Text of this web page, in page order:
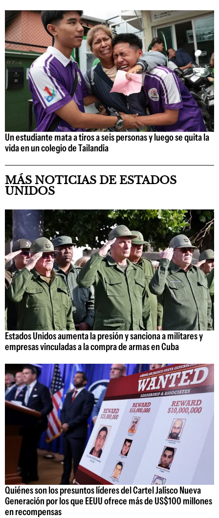
Un estudiante mata a tiros a seis personas y luego se quita la
vida en un colegio de Tailandia
MÁS NOTICIAS DE ESTADOS
UNIDOS
Estados Unidos aumenta la presión y sanciona a militares y
empresas vinculadas a la compra de armas en Cuba
Quiénes son los presuntos líderes del Cartel Jalisco Nueva
Generación por los que EEUU ofrece más de US$100 millones
en recompensas